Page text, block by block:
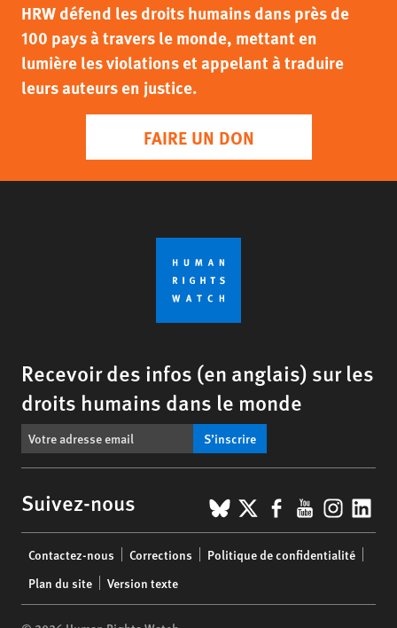
HRW défend les droits humains dans près de
100 pays à travers le monde, mettant en
lumière les violations et appelant à traduire
leurs auteurs en justice.
FAIRE UN DON
Recevoir des infos (en anglais) sur les
droits humains dans le monde
S’inscrire
Suivez-nous BlueSky
X Facebook
YouTube
menu
Contactez-nous Corrections
Politique de confidentialité
Plan du site
Version texte